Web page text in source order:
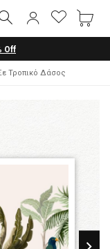
Off
Τροπικό Δάσος